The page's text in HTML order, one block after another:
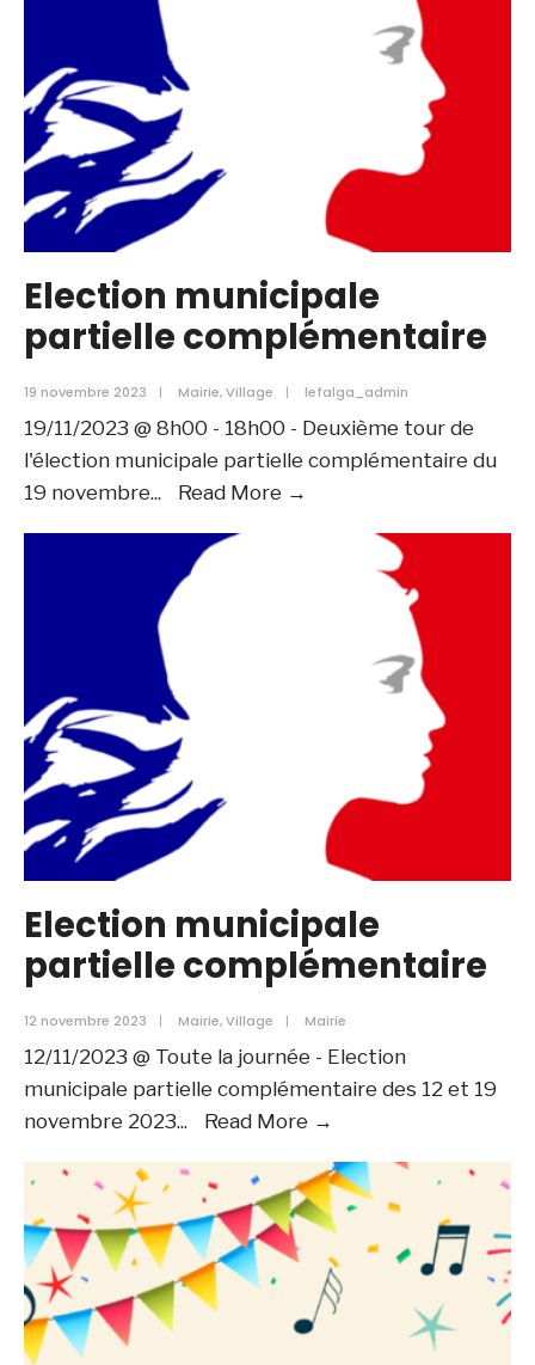
Election municipale
partielle complémentaire
19 novembre 2023 | Mairie,Village | lefalga_admin
19/11/2023 @ 8h00 - 18h00 - Deuxième tour de
l'élection municipale partielle complémentaire du
19 novembre... Read More →
complémentaire
Election municipale
partielle complémentaire
12 novembre 2023 | Mairie,Village | Mairie
12/11/2023 @ Toute la journée - Election
municipale partielle complémentaire des 12 et 19
novembre 2023... Read More →
partielle
complémentaire